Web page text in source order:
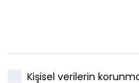
Kişisel verilerin